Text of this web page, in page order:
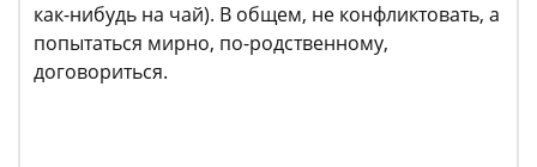
как-нибудь на чай). В общем, не конфликтовать, а
попытаться мирно, по-родственному,
договориться.